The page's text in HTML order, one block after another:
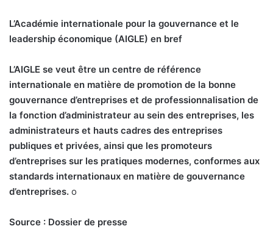
L’Académie internationale pour la gouvernance et le
leadership économique (AIGLE) en bref
L’AIGLE se veut être un centre de référence
internationale en matière de promotion de la bonne
gouvernance d’entreprises et de professionnalisation de
la fonction d’administrateur au sein des entreprises, les
administrateurs et hauts cadres des entreprises
publiques et privées, ainsi que les promoteurs
d’entreprises sur les pratiques modernes, conformes aux
standards internationaux en matière de gouvernance
d’entreprises. o
Source : Dossier de presse